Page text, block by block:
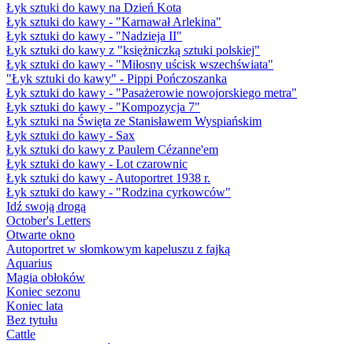
Łyk sztuki do kawy na Dzień Kota
Łyk sztuki do kawy - "Karnawał Arlekina"
Łyk sztuki do kawy - "Nadzieja II"
Łyk sztuki do kawy z "księżniczką sztuki polskiej"
Łyk sztuki do kawy - "Miłosny uścisk wszechświata"
"Łyk sztuki do kawy" - Pippi Pończoszanka
Łyk sztuki do kawy - "Pasażerowie nowojorskiego metra"
Łyk sztuki do kawy - "Kompozycja 7"
Łyk sztuki na Święta ze Stanisławem Wyspiańskim
Łyk sztuki do kawy - Sax
Łyk sztuki do kawy z Paulem Cézanne'em
Łyk sztuki do kawy - Lot czarownic
Łyk sztuki do kawy - Autoportret 1938 r.
Łyk sztuki do kawy - "Rodzina cyrkowców"
Idź swoją drogą
October's Letters
Otwarte okno
Autoportret w słomkowym kapeluszu z fajką
Aquarius
Magia obłoków
Koniec sezonu
Koniec lata
Bez tytułu
Cattle